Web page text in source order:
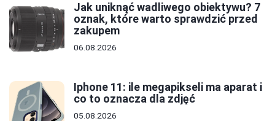
Jak uniknąć wadliwego obiektywu? 7
oznak, które warto sprawdzić przed
zakupem
06.08.2026
Iphone 11: ile megapikseli ma aparat i
co to oznacza dla zdjęć
05.08.2026